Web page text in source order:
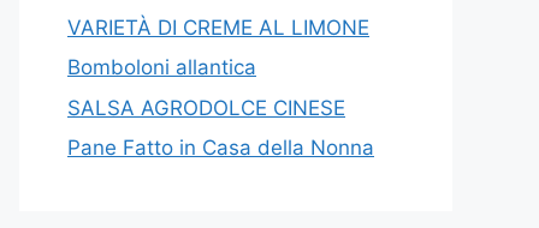
VARIETÀ DI CREME AL LIMONE
Bomboloni allantica
SALSA AGRODOLCE CINESE
Pane Fatto in Casa della Nonna